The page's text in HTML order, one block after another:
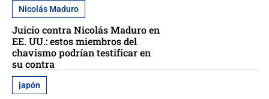
Nicolás Maduro
Juicio contra Nicolás Maduro en
EE. UU.: estos miembros del
chavismo podrían testificar en
su contra
japón